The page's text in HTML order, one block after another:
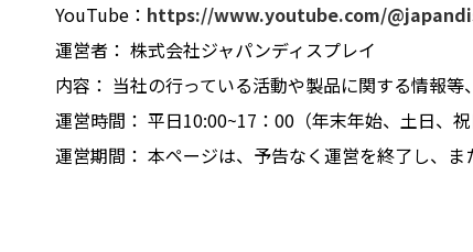
YouTube： https://www.youtube.com/
運営者： 株式会社ジャパンディスプレイ
内容： 当社の行っている活動や製品に関する情報等
運営時間： 平日10:00~17：00（年末年始、土日、
運営期間： 本ページは、予告なく運営を終了し、ま